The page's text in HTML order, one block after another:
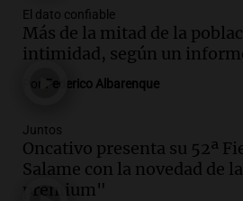
Episodios
Audio.Donald Trump
perjudicar a Estados
tensiones y críticas
Audio.Oncativo
Nacional del Salame
variedad “ultra
El dato confiable
Más de la mitad de la
intimidad, según un
Federico Albarenque
Juntos
Oncativo presenta su 52ª
Salame con la novedad de
premium"